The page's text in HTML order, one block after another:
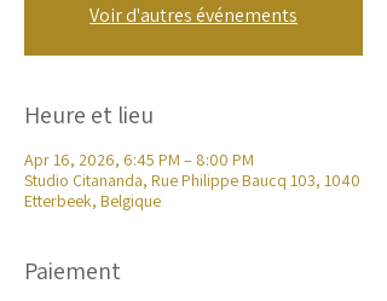
Voir d'autres événements
Heure et lieu
Apr 16, 2026, 6:45 PM – 8:00 PM
Studio Citananda, Rue Philippe Baucq 103, 1040
Etterbeek, Belgique
Paiement